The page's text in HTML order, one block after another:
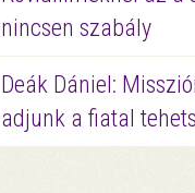
nincsen szabály
Deák Dániel:
adjunk a fiatal